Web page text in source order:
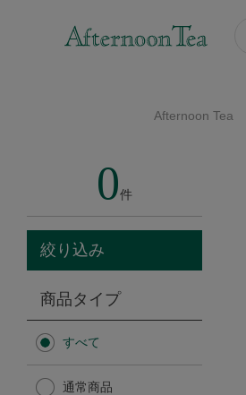
ソーシャルギフト
カタログギフト
Afternoon Tea TEAROOM
Afternoon Tea
0件
絞り込み
商品タイプ
すべて
通常商品